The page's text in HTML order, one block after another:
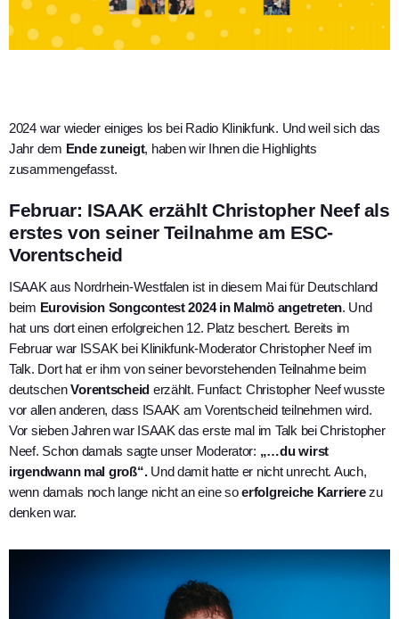
2024 war wieder einiges los bei Radio Klinikfunk. Und weil sich das
Jahr dem Ende zuneigt, haben wir Ihnen die Highlights
zusammengefasst.
Februar: ISAAK erzählt Christopher Neef als
erstes von seiner Teilnahme am ESC-
Vorentscheid
ISAAK aus Nordrhein-Westfalen ist in diesem Mai für Deutschland
beim Eurovision Songcontest 2024 in Malmö angetreten. Und
hat uns dort einen erfolgreichen 12. Platz beschert. Bereits im
Februar war ISSAK bei Klinikfunk-Moderator Christopher Neef im
Talk. Dort hat er ihm von seiner bevorstehenden Teilnahme beim
deutschenVorentscheid erzählt. Funfact: Christopher Neef wusste
vor allen anderen, dass ISAAK am Vorentscheid teilnehmen wird.
Vor sieben Jahren war ISAAK das erste mal im Talk bei Christopher
Neef. Schon damals sagte unser Moderator: „…du wirst
irgendwann mal groß“. Und damit hatte er nicht unrecht. Auch,
wenn damals noch lange nicht an eine soerfolgreiche Karrierezu
denken war.